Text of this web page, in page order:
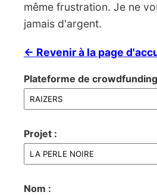
même frustration. Je ne
jamais d'argent.
← Revenir à la page
Plateforme de
Projet :
Nom :